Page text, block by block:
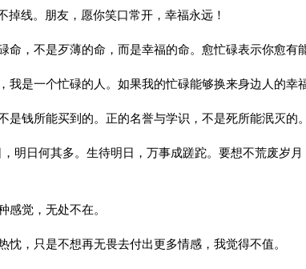
掉线。朋友，愿你笑口常开，幸福永远！
命，不是歹薄的命，而是幸福的命。愈忙碌表示你愈有
我是一个忙碌的人。如果我的忙碌能够换来身边人的幸
是钱所能买到的。正的名誉与学识，不是死所能泯灭的。
明日何其多。生待明日，万事成蹉跎。要想不荒废岁
感觉，无处不在。
忱，只是不想再无畏去付出更多情感，我觉得不值。